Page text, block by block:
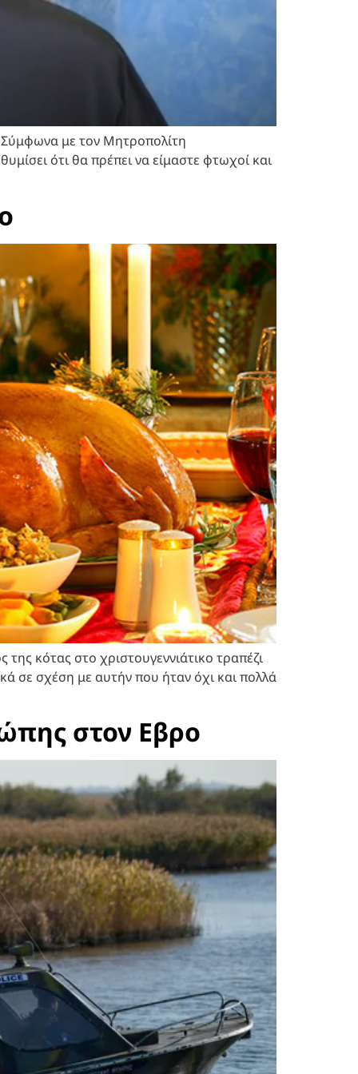
Σύμφωνα με τον Μητροπολίτη
ότι θα πρέπει να είμαστε φτωχοί και
κότας στο χριστουγεννιάτικο τραπέζι
σε σχέση με αυτήν που ήταν όχι και πολλά
στον Εβρο